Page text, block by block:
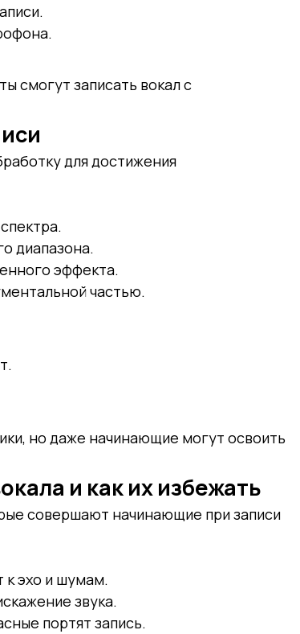
смогут записать вокал с
для достижения
диапазона.
эффекта.
частью.
но даже начинающие могут освоить
и как их избежать
совершают начинающие при записи
эхо и шумам.
звука.
портят запись.